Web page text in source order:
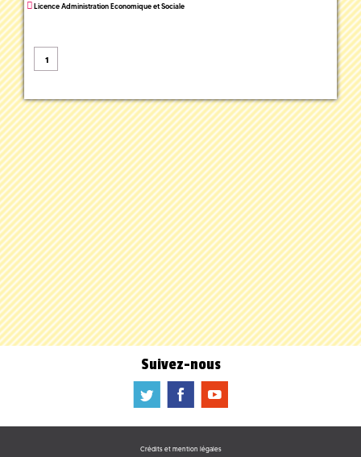
Licence Administration Economique et Sociale
1
Suivez-nous
a b f
Crédits et mention légales